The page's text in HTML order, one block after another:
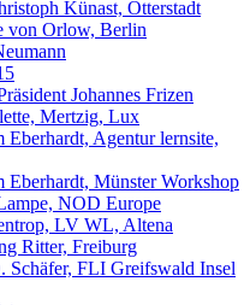
Künast, Otterstadt
von Orlow, Berlin
Johannes Frizen
Mertzig, Lux
Eberhardt, Agentur lernsite,
Eberhardt, Münster Workshop
NOD Europe
LV WL, Altena
Ritter, Freiburg
Schäfer, FLI Greifswald Insel